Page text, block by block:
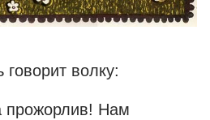
волку:
Нам